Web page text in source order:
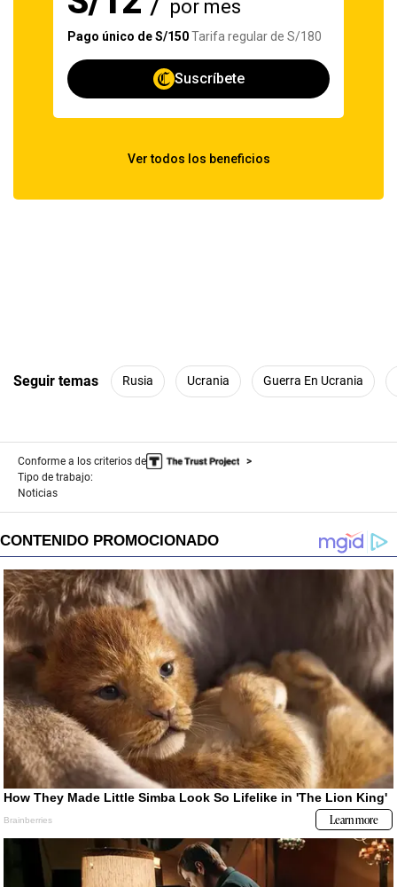
Seguir temas Rusia Ucrania Guerra En Ucrania
Conforme a los criterios de
Tipo de trabajo:
Noticias